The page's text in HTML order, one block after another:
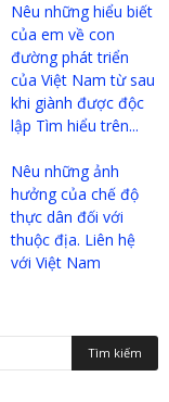
Nêu những hiểu biết
của em về con
đường phát triển
của Việt Nam từ sau
khi giành được độc
lập Tìm hiểu trên...
Nêu những ảnh
hưởng của chế độ
thực dân đối với
thuộc địa. Liên hệ
với Việt Nam